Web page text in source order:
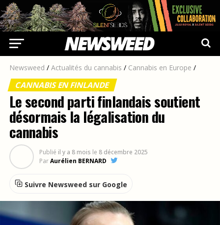
Newsweed / Actualités du cannabis / Cannabis en Europe /
CANNABIS EN FINLANDE
Le second parti finlandais soutient
désormais la légalisation du
cannabis
Publié il y a 8 mois le 8 décembre 2025
ParAurélien BERNARD
Suivre Newsweed sur Google